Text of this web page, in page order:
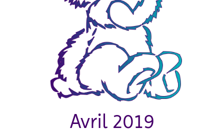
Avril 2019